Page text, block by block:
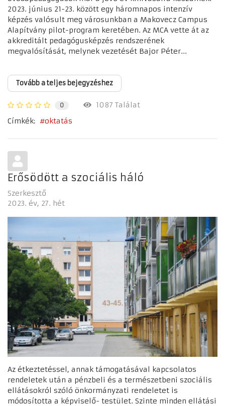
2023. június 21-23. között egy háromnapos intenzív
képzés valósult meg városunkban a Makovecz Campus
Alapítvány pilot-program keretében. Az MCA vette át az
akkreditált pedagógusképzés rendszerének
megvalósítását, melynek vezetését Bajor Péter...
Tovább a teljes bejegyzéshez
0
1087 Találat
Címkék:
oktatás
Erősödött a szociális háló
Szerkesztő
2023. év 27. hét
Az étkeztetéssel, annak támogatásával kapcsolatos
rendeletek után a pénzbeli és a természetbeni szociális
ellátásokról szóló önkormányzati rendeletet is
módosította a képviselő- testület. Szinte minden ellátási